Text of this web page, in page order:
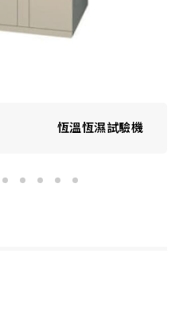
LM-80光通維持壽命試驗機